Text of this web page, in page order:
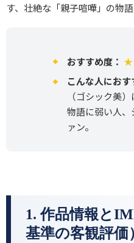
す、壮絶な「親子喧嘩」の物語
おすすめ度：
こんな人におす
（ゴシック美
物語に弱い人、
ァン。
1. 作品情報と
基準の客観評価